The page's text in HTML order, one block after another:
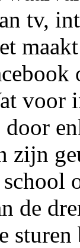
tv,
voor
zijn
de